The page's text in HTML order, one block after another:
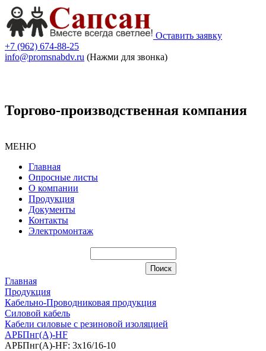
Оставить заявку
+7 (962) 674-88-25
info@promsnabdv.ru (Нажми для звонка)
Торгово-производственная компания
МЕНЮ
Главная
Опросные листы
О компании
Продукция
Документы
Контакты
Электромонтаж
Главная
Продукция
Кабельно-Проводниковая продукция
Силовой кабель
Кабели силовые с резиновой изоляцией
АРБПнг(A)-HF
АРБПнг(A)-HF: 3х16/16-10